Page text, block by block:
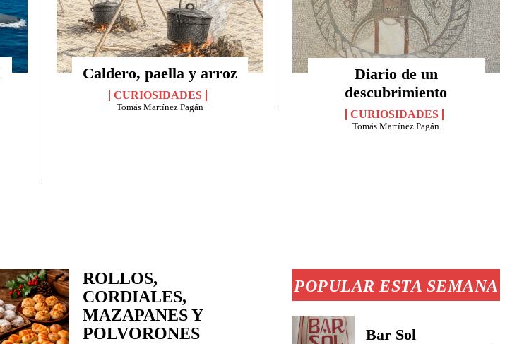
Caldero, paella y arroz
CURIOSIDADES
Tomás Martínez Pagán
Diario de un
descubrimiento
CURIOSIDADES
Tomás Martínez Pagán
ROLLOS,
CORDIALES,
MAZAPANES Y
POLVORONES
POPULAR ESTA SEMANA
Bar Sol